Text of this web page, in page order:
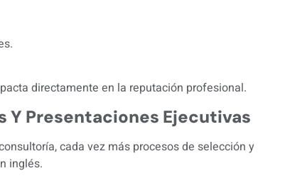
directamente en la reputación profesional.
Y Presentaciones Ejecutivas
cada vez más procesos de selección y
inglés.